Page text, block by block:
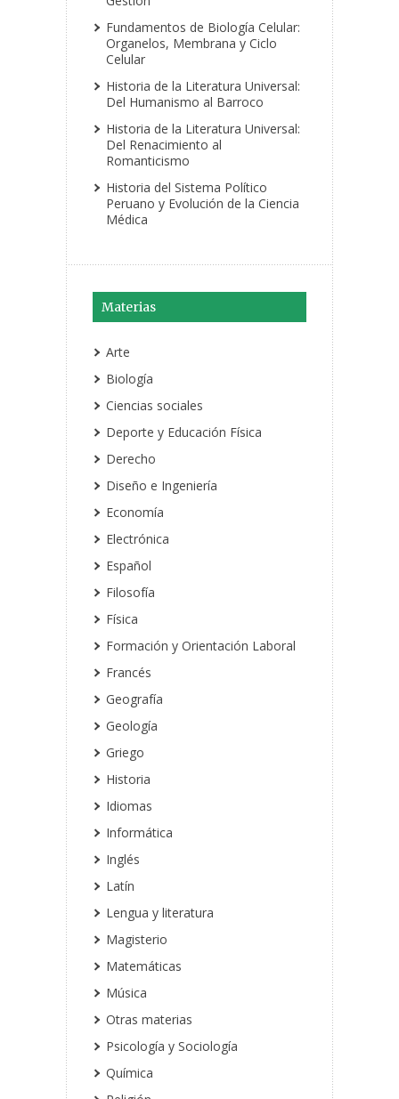
Fundamentos de Biología Celular:
Organelos, Membrana y Ciclo
Celular
Historia de la Literatura Universal:
Del Humanismo al Barroco
Historia de la Literatura Universal:
Del Renacimiento al
Romanticismo
Historia del Sistema Político
Peruano y Evolución de la Ciencia
Médica
Materias
Arte
Biología
Ciencias sociales
Deporte y Educación Física
Derecho
Diseño e Ingeniería
Economía
Electrónica
Español
Filosofía
Física
Formación y Orientación Laboral
Francés
Geografía
Geología
Griego
Historia
Idiomas
Informática
Inglés
Latín
Lengua y literatura
Magisterio
Matemáticas
Música
Otras materias
Psicología y Sociología
Química